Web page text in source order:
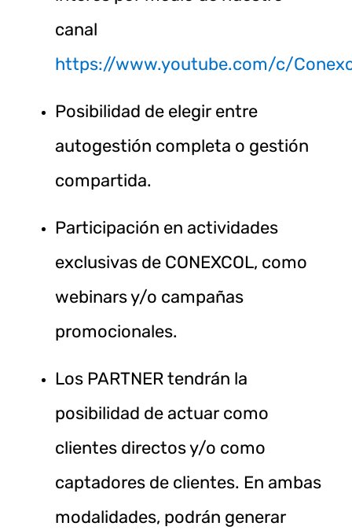
canal
https://www.youtube.com/c/
Posibilidad de elegir entre
autogestión completa o gestión
compartida.
Participación en actividades
exclusivas de CONEXCOL, como
webinars y/o campañas
promocionales.
Los PARTNER tendrán la
posibilidad de actuar como
clientes directos y/o como
captadores de clientes. En ambas
modalidades, podrán generar